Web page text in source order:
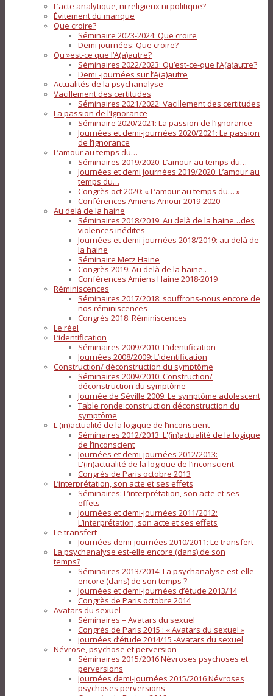
L’acte analytique, ni religieux ni politique?
Évitement du manque
Que croire?
Séminaire 2023-2024: Que croire
Demi journées: Que croire?
Qu »est-ce que l’A(a)autre?
Séminaires 2022/2023: Qu’est-ce-que l’A(a)autre?
Demi -journées sur l’A(a)autre
Actualités de la psychanalyse
Vacillement des certitudes
Séminaires 2021/2022: Vacillement des certitudes
La passion de l’Ignorance
Séminaire 2020/2021: La passion de l’ignorance
Journées et demi-journées 2020/2021: La passion
de l’ignorance
L’amour au temps du…
Séminaires 2019/2020: L’amour au temps du…
Journées et demi journées 2019/2020: L’amour au
temps du…
Congrès oct 2020: « L’amour au temps du… »
Conférences Amiens Amour 2019-2020
Au delà de la haine
Séminaires 2018/2019: Au delà de la haine…des
violences inédites
Journées et demi-journées 2018/2019: au delà de
la haine
Séminaire Metz Haine
Congrès 2019: Au delà de la haine..
Conférences Amiens Haine 2018-2019
Réminiscences
Séminaires 2017/2018: souffrons-nous encore de
nos réminiscences
Congrès 2018: Réminiscences
Le réel
L’identification
Séminaires 2009/2010: L’identification
Journées 2008/2009: L’identification
Construction/ déconstruction du symptôme
Séminaires 2009/2010: Construction/
déconstruction du symptôme
Journée de Séville 2009: Le symptôme adolescent
Table ronde:construction déconstruction du
symptôme
L'(in)actualité de la logique de l’inconscient
Séminaires 2012/2013: L'(in)actualité de la logique
de l’inconscient
Journées et demi-journées 2012/2013:
L'(in)actualité de la logique de l’inconscient
Congrès de Paris octobre 2013
L’interprétation, son acte et ses effets
Séminaires: L’interprétation, son acte et ses
effets
Journées et demi-journées 2011/2012:
L’interprétation, son acte et ses effets
Le transfert
Journées demi-journées 2010/2011: Le transfert
La psychanalyse est-elle encore (dans) de son
temps?
Séminaires 2013/2014: La psychanalyse est-elle
encore (dans) de son temps ?
Journées et demi-journées d’étude 2013/14
Congrès de Paris octobre 2014
Avatars du sexuel
Séminaires – Avatars du sexuel
Congrès de Paris 2015 : « Avatars du sexuel »
journées d’étude 2014/15 -Avatars du sexuel
Névrose, psychose et perversion
Séminaires 2015/2016 Névroses psychoses et
perversions
Journées demi-journées 2015/2016 Névroses
psychoses perversions